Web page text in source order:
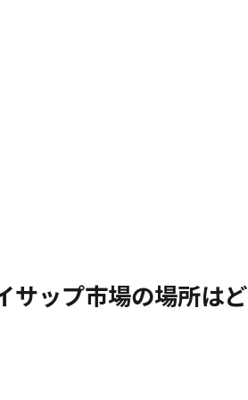
サップ市場の場所は